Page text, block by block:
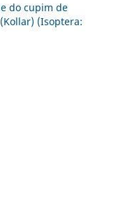
do cupim de
(Isoptera: